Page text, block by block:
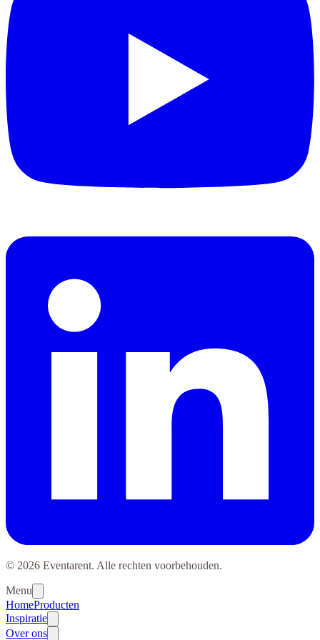
© 2026 Eventarent. Alle rechten voorbehouden.
Menu
HomeProducten
Inspiratie
Over ons